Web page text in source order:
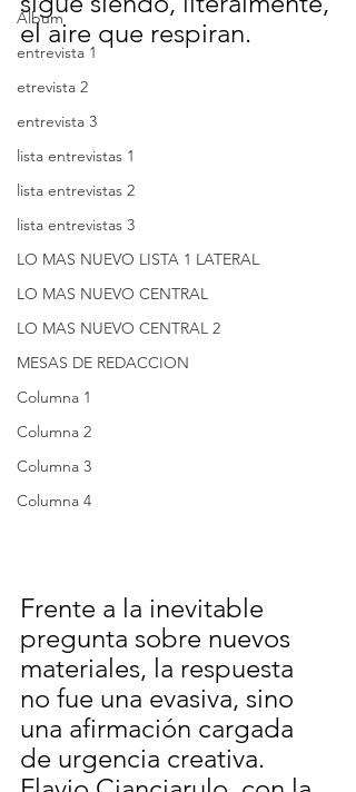
Álbum
entrevista 1
etrevista 2
entrevista 3
lista entrevistas 1
lista entrevistas 2
lista entrevistas 3
LO MAS NUEVO LISTA 1 LATERAL
LO MAS NUEVO CENTRAL
LO MAS NUEVO CENTRAL 2
MESAS DE REDACCION
Columna 1
Columna 2
Columna 3
Columna 4
el aire que respiran.
Frente a la inevitable
pregunta sobre nuevos
materiales, la respuesta
no fue una evasiva, sino
una afirmación cargada
de urgencia creativa.